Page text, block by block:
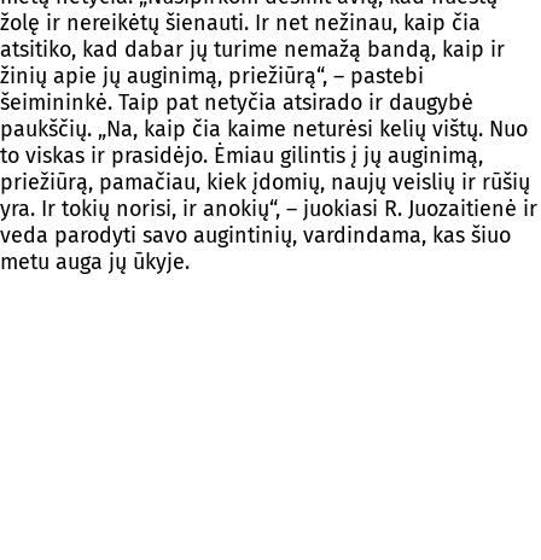
žolę ir nereikėtų šienauti. Ir net nežinau, kaip čia
atsitiko, kad dabar jų turime nemažą bandą, kaip ir
žinių apie jų auginimą, priežiūrą“, – pastebi
šeimininkė. Taip pat netyčia atsirado ir daugybė
paukščių. „Na, kaip čia kaime neturėsi kelių vištų. Nuo
to viskas ir prasidėjo. Ėmiau gilintis į jų auginimą,
priežiūrą, pamačiau, kiek įdomių, naujų veislių ir rūšių
yra. Ir tokių norisi, ir anokių“, – juokiasi R. Juozaitienė ir
veda parodyti savo augintinių, vardindama, kas šiuo
metu auga jų ūkyje.